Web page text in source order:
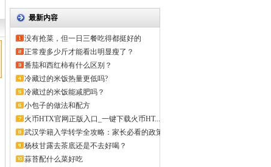
最新内容
没有抢菜，但一日三餐吃得都挺好的
正常瘦多少斤才能看出明显瘦了？
番茄和西红柿有什么区别？
冷藏过的米饭热量更低吗?
冷藏过的米饭能减肥吗？
小包子的做法和配方
火币HTX官网正版入口_一键下载火币HT...
武汉学籍入学转学全攻略：家长必看的政策
解...
杨枝甘露去茶底还是不去好喝？
蒜苔配什么菜好吃